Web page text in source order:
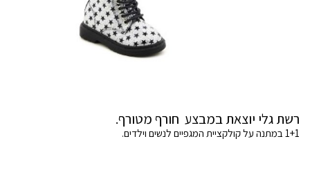
רשת גלי יוצאת במבצע חורף מטורף.
1+1 במתנה על קולקציית המגפיים לנשים וילדים.